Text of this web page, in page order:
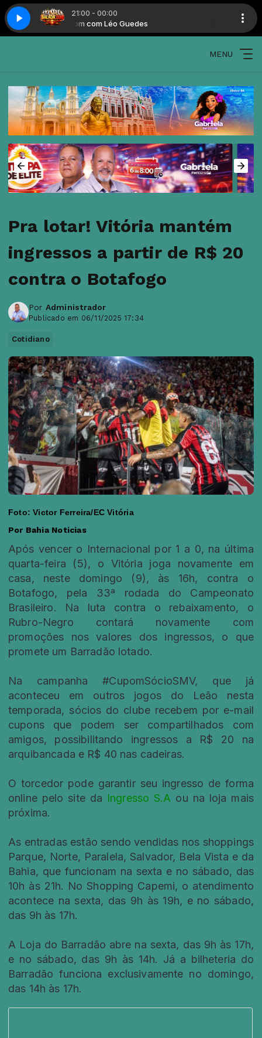
21:00 - 00:00
Balada.com com Léo Guedes Balada.com
MENU
Pra lotar! Vitória mantém
ingressos a partir de R$ 20
contra o Botafogo
Por Administrador
Publicado em 06/11/2025 17:34
Cotidiano
Foto: Victor Ferreira/EC Vitória
Por Bahia Noticias
Após vencer o Internacional por 1 a 0, na última
quarta-feira (5), o Vitória joga novamente em
casa, neste domingo (9), às 16h, contra o
Botafogo, pela 33ª rodada do Campeonato
Brasileiro. Na luta contra o rebaixamento, o
Rubro-Negro contará novamente com
promoções nos valores dos ingressos, o que
promete um Barradão lotado.
Na campanha #CupomSócioSMV, que já
aconteceu em outros jogos do Leão nesta
temporada, sócios do clube recebem por e-mail
cupons que podem ser compartilhados com
amigos, possibilitando ingressos a R$ 20 na
arquibancada e R$ 40 nas cadeiras.
O torcedor pode garantir seu ingresso de forma
online pelo site da Ingresso S.A ou na loja mais
próxima.
As entradas estão sendo vendidas nos shoppings
Parque, Norte, Paralela, Salvador, Bela Vista e da
Bahia, que funcionam na sexta e no sábado, das
10h às 21h. No Shopping Capemi, o atendimento
acontece na sexta, das 9h às 19h, e no sábado,
das 9h às 17h.
A Loja do Barradão abre na sexta, das 9h às 17h,
e no sábado, das 9h às 14h. Já a bilheteria do
Barradão funciona exclusivamente no domingo,
das 14h às 17h.